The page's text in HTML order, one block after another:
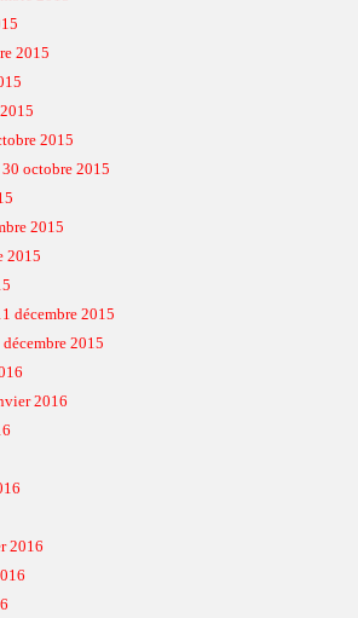
2015
2015
octobre 2015
2015
2015
décembre 2015
2015
2016
2016